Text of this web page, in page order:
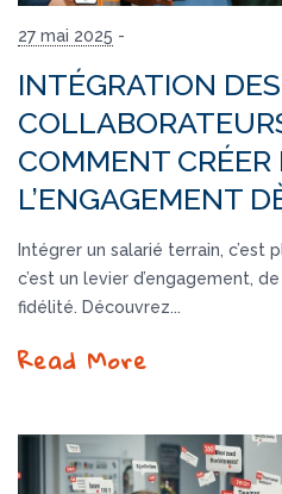
27 mai 2025 -
INTÉGRATION DES
COMMENT CRÉER
L’ENGAGEMENT
Intégrer un salarié terrain, c’est
c’est un levier d’engagement,
fidélité. Découvrez...
Read More